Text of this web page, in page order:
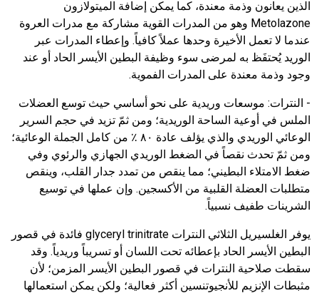
الذين يعانون وذمة معندة، كما يمكن إضافة الميتولازون
Metolazone وهو من المدرات القوية مشاركة مع مدرات العروة
عندما لا تعمل الأخيرة وحدها عملاً كافياً. وإعطاء المدرات عبر
الوريد يُحتفَظ به لمرضى سوء وظيفة البطين الأيسر الحاد أو عند
وجود وذمة معندة على المدرات الفموية.
- النترات: موسعات وريدية على نحو أساسي حيث توسع العضلات
الملس في أوعية الساحة الوريدية؛ ومن ثمّ تزيد في حجم السرير
الوعائي الوريدي والذي يؤلف عادة ٨٠ ٪ من كامل الجملة الوعائية؛
ومن ثمّ تحدث نقصاً في الضغط الوريدي الجهازي والرئوي وفي
ضغط الامتلاء البطيني؛ مما ينقص من تمدد جدار القلب، وينقص
متطلبات العضلة القلبية من الأكسجين. وإن عملها في توسيع
الشرينات طفيف نسبياً.
يوفر الغلسيريل الثلاثي النترات glyceryl trinitrate فائدة في قصور
البطين الأيسر الحاد بإعطائه تحت اللسان أو تسريباً وريدياً. وقد
سقطت صلاحية النترات في قصور البطين الأيسر المزمن؛ لأن
مثبطات الإنزيم للأنجيوتنسين أكثر فعالية؛ ولكن يمكن استعمالها